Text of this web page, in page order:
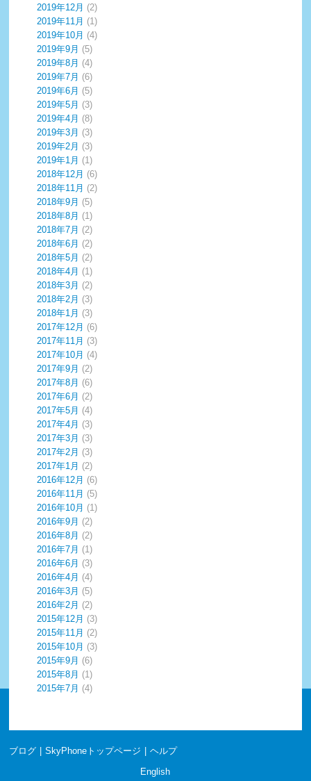
2019年12月 (2)
2019年11月 (1)
2019年10月 (4)
2019年9月 (5)
2019年8月 (4)
2019年7月 (6)
2019年6月 (5)
2019年5月 (3)
2019年4月 (8)
2019年3月 (3)
2019年2月 (3)
2019年1月 (1)
2018年12月 (6)
2018年11月 (2)
2018年9月 (5)
2018年8月 (1)
2018年7月 (2)
2018年6月 (2)
2018年5月 (2)
2018年4月 (1)
2018年3月 (2)
2018年2月 (3)
2018年1月 (3)
2017年12月 (6)
2017年11月 (3)
2017年10月 (4)
2017年9月 (2)
2017年8月 (6)
2017年6月 (2)
2017年5月 (4)
2017年4月 (3)
2017年3月 (3)
2017年2月 (3)
2017年1月 (2)
2016年12月 (6)
2016年11月 (5)
2016年10月 (1)
2016年9月 (2)
2016年8月 (2)
2016年7月 (1)
2016年6月 (3)
2016年4月 (4)
2016年3月 (5)
2016年2月 (2)
2015年12月 (3)
2015年11月 (2)
2015年10月 (3)
2015年9月 (6)
2015年8月 (1)
2015年7月 (4)
ブログ SkyPhoneトップページ
ヘルプ
English